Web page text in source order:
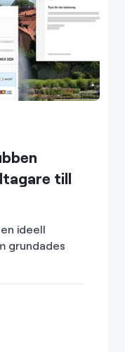
till
ideell
grundades